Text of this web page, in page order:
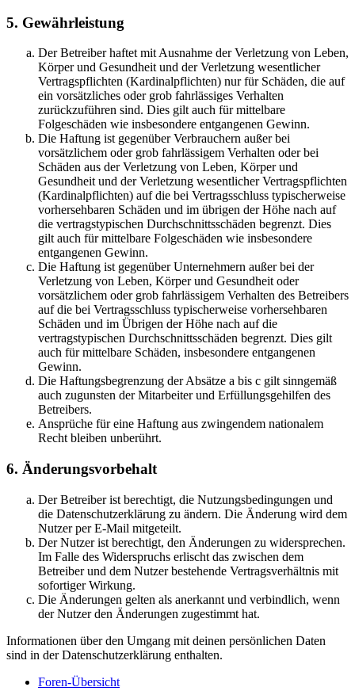
5. Gewährleistung
Der Betreiber haftet mit Ausnahme der Verletzung von Leben,
Körper und Gesundheit und der Verletzung wesentlicher
Vertragspflichten (Kardinalpflichten) nur für Schäden, die auf
ein vorsätzliches oder grob fahrlässiges Verhalten
zurückzuführen sind. Dies gilt auch für mittelbare
Folgeschäden wie insbesondere entgangenen Gewinn.
Die Haftung ist gegenüber Verbrauchern außer bei
vorsätzlichem oder grob fahrlässigem Verhalten oder bei
Schäden aus der Verletzung von Leben, Körper und
Gesundheit und der Verletzung wesentlicher Vertragspflichten
(Kardinalpflichten) auf die bei Vertragsschluss typischerweise
vorhersehbaren Schäden und im übrigen der Höhe nach auf
die vertragstypischen Durchschnittsschäden begrenzt. Dies
gilt auch für mittelbare Folgeschäden wie insbesondere
entgangenen Gewinn.
Die Haftung ist gegenüber Unternehmern außer bei der
Verletzung von Leben, Körper und Gesundheit oder
vorsätzlichem oder grob fahrlässigem Verhalten des Betreibers
auf die bei Vertragsschluss typischerweise vorhersehbaren
Schäden und im Übrigen der Höhe nach auf die
vertragstypischen Durchschnittsschäden begrenzt. Dies gilt
auch für mittelbare Schäden, insbesondere entgangenen
Gewinn.
Die Haftungsbegrenzung der Absätze a bis c gilt sinngemäß
auch zugunsten der Mitarbeiter und Erfüllungsgehilfen des
Betreibers.
Ansprüche für eine Haftung aus zwingendem nationalem
Recht bleiben unberührt.
6. Änderungsvorbehalt
Der Betreiber ist berechtigt, die Nutzungsbedingungen und
die Datenschutzerklärung zu ändern. Die Änderung wird dem
Nutzer per E-Mail mitgeteilt.
Der Nutzer ist berechtigt, den Änderungen zu widersprechen.
Im Falle des Widerspruchs erlischt das zwischen dem
Betreiber und dem Nutzer bestehende Vertragsverhältnis mit
sofortiger Wirkung.
Die Änderungen gelten als anerkannt und verbindlich, wenn
der Nutzer den Änderungen zugestimmt hat.
Informationen über den Umgang mit deinen persönlichen Daten
sind in der Datenschutzerklärung enthalten.
Foren-Übersicht